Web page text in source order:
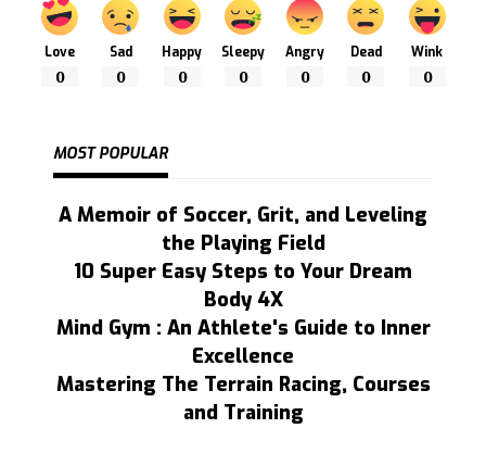
Love
0
Sad
0
Happy
0
Sleepy
0
Angry
0
Dead
0
Wink
0
MOST POPULAR
A Memoir of Soccer, Grit, and Leveling
the Playing Field
10 Super Easy Steps to Your Dream
Body 4X
Mind Gym : An Athlete's Guide to Inner
Excellence
Mastering The Terrain Racing, Courses
and Training